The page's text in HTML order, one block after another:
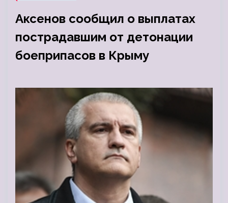
Аксенов сообщил о выплатах
пострадавшим от детонации
боеприпасов в Крыму